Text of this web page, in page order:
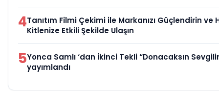
4Tanıtım Filmi Çekimi ile Markanızı Güçlendirin ve
Kitlenize Etkili Şekilde Ulaşın
5Yonca Samlı ‘dan İkinci Tekli “Donacaksın
yayımlandı